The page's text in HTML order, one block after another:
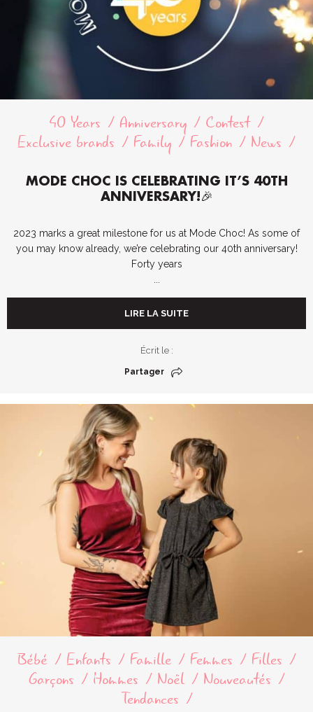
40 Years Anniversary
Contest
Exclusive brands
Family Fashion News
MODE CHOC IS CELEBRATING IT’S 40TH
ANNIVERSARY!🎉
2023 marks a great milestone for us at Mode Choc! As some of
you may know already, we’re celebrating our 40th anniversary!
Forty years
...
LIRE LA SUITE
Écrit le :
Partager
Bébé Enfants Famille Femmes
Filles
Garçons
Hommes Noël
Nouveautés
Tendances